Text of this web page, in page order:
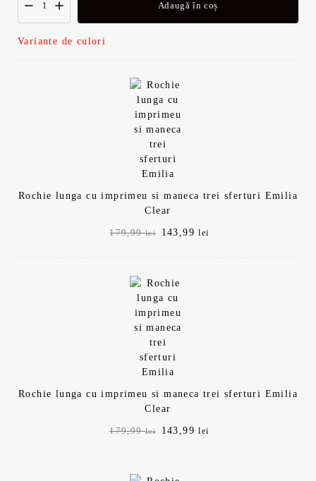
Adaugă în coș
Variante de culori
Rochie lunga cu imprimeu si maneca trei sferturi Emilia
Clear
179,99lei
Prețul
143,99lei
Rochie lunga cu imprimeu si maneca trei sferturi Emilia
Clear
179,99lei
Prețul
143,99lei